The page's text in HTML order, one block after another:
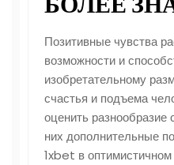
Позитивные чувства
возможности и
изобретательному
счастья и подъема
оценить разнообразие
них дополнительные
1xbet в